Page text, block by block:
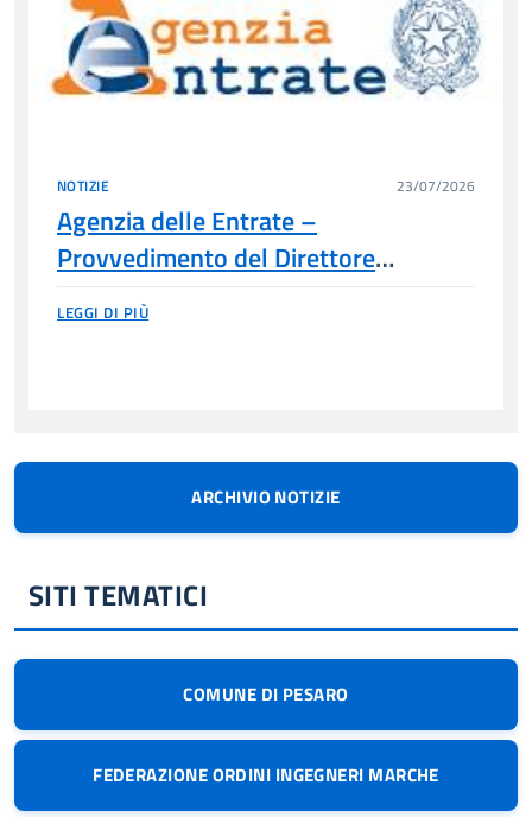
NOTIZIE 23/07/2026
Agenzia delle Entrate –
Provvedimento del Direttore
dell’Agenzia delle Entrate del 02
Aprile 2026
LEGGI DI PIÙ
ARCHIVIO NOTIZIE
SITI TEMATICI
COMUNE DI PESARO
FEDERAZIONE ORDINI INGEGNERI MARCHE